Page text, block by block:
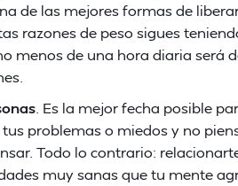
de las mejores formas de
razones de peso sigues
menos de una hora diaria será
. Es la mejor fecha posible
problemas o miedos y no
Todo lo contrario:
muy sanas que tu mente